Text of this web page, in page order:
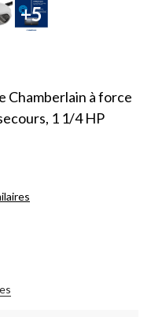
+5
Chamberlain à force
1 1/4 HP